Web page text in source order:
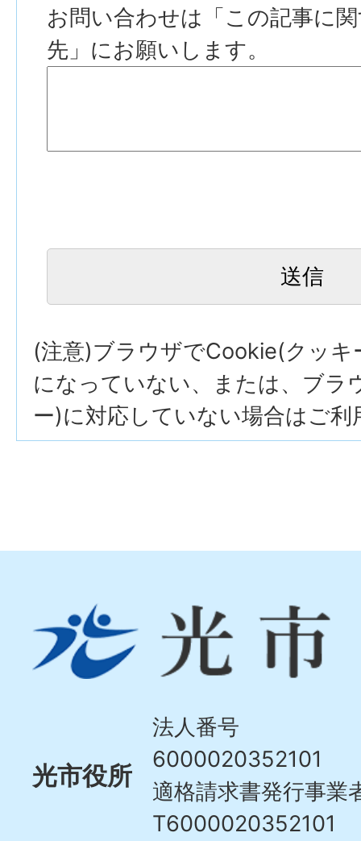
お問い合わせは「この記事に
先」にお願いします。
(注意)ブラウザでCookie(クッキ
になっていない、または、ブラ
ー)に対応していない場合はご利
市
Hikari
光市役所
法人番号
6000020352101
適格請求書発行事業
T6000020352101